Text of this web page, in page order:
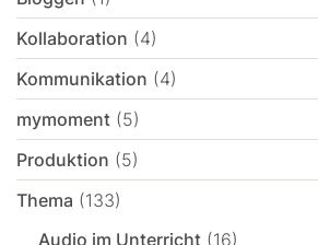
Kollaboration (4)
Kommunikation (4)
mymoment (5)
Produktion (5)
Thema (133)
Audio im Unterricht (16)